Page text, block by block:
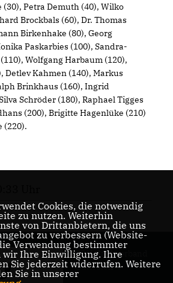
Petra Demuth (40), Wilko
Brockbals (60), Dr. Thomas
Birkenhake (80), Georg
Paskarbies (100), Sandra-
Wolfgang Harbaum (120),
Detlev Kahmen (140), Markus
Brinkhaus (160), Ingrid
Schröder (180), Raphael Tigges
(200), Brigitte Hagenlüke (210)
(220).
Uhr
CDU-Stadtverband
Gütersloh
Cookies, die notwendig
zu nutzen. Weiterhin
von Drittanbietern, die uns
zu verbessern (Website-
Verwendung bestimmter
wir Ihre Einwilligung. Ihre
Sie jederzeit widerrufen. Weitere
Sie in unserer